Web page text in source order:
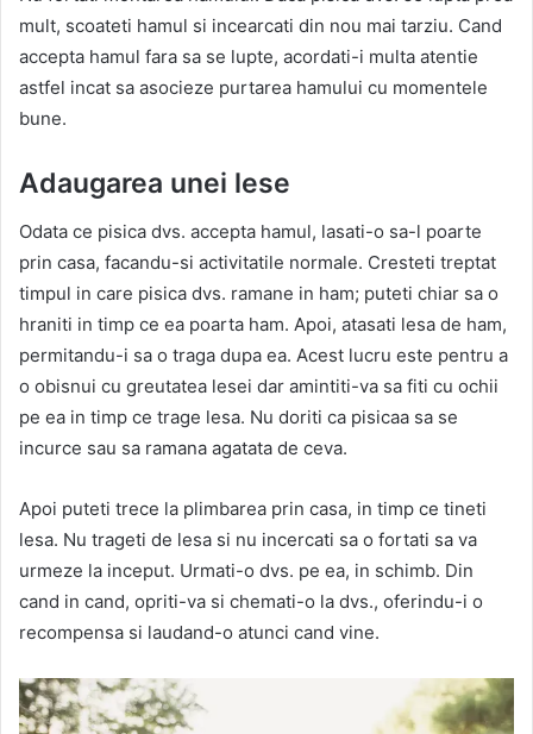
mult, scoateti hamul si incearcati din nou mai tarziu. Cand
accepta hamul fara sa se lupte, acordati-i multa atentie
astfel incat sa asocieze purtarea hamului cu momentele
bune.
Adaugarea unei lese
Odata ce pisica dvs. accepta hamul, lasati-o sa-l poarte
prin casa, facandu-si activitatile normale. Cresteti treptat
timpul in care pisica dvs. ramane in ham; puteti chiar sa o
hraniti in timp ce ea poarta ham. Apoi, atasati lesa de ham,
permitandu-i sa o traga dupa ea. Acest lucru este pentru a
o obisnui cu greutatea lesei dar amintiti-va sa fiti cu ochii
pe ea in timp ce trage lesa. Nu doriti ca pisicaa sa se
incurce sau sa ramana agatata de ceva.
Apoi puteti trece la plimbarea prin casa, in timp ce tineti
lesa. Nu trageti de lesa si nu incercati sa o fortati sa va
urmeze la inceput. Urmati-o dvs. pe ea, in schimb. Din
cand in cand, opriti-va si chemati-o la dvs., oferindu-i o
recompensa si laudand-o atunci cand vine.